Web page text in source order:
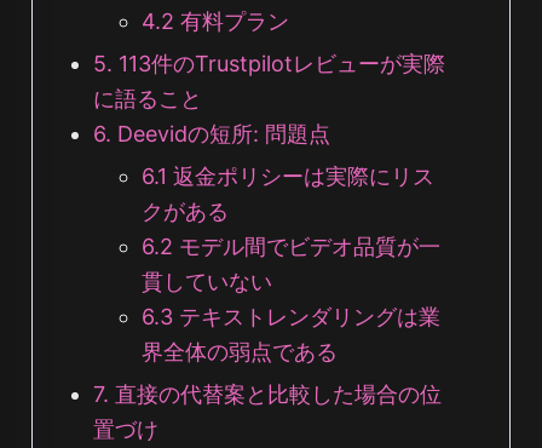
4.2 有料プラン
5. 113件のTrustpilotレビューが実際
に語ること
6. Deevidの短所: 問題点
6.1 返金ポリシーは実際にリス
クがある
6.2 モデル間でビデオ品質が一
貫していない
6.3 テキストレンダリングは業
界全体の弱点である
7. 直接の代替案と比較した場合の位
置づけ